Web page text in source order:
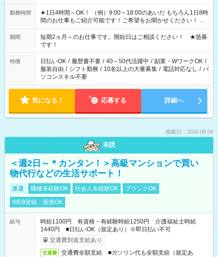
勤務時間
★1日4時間～OK！ （例）9:00～18:00のあいだ もちろん1日8時
間のお仕事もご紹介可能です！ご希望をお聞かせください！ ★
家庭の都合でお休みが必要な場合も遠慮なくご相談ください。
※週最低15時間以上の勤務が必要です
期間
短期2ヵ月～のお仕事です。開始日はご相談ください！ ★急募
です！
特徴 日払いOK / 履歴書不要 / 40～50代活躍中 / 副業・WワークOK /
服装自由 / シフト勤務 / 10名以上の大量募集 / 電話対応なし / パ
ソコンスキル不要
気になる！ 応募する 詳細へ
掲載日：2026.08.04
未読
＜週2日～＊カンタン！＞高級マンションで買い
物代行などの生活サポート！
派遣 職種未経験OK 社会人未経験OK
ブランクOK
WEB登録・面接OK
給与
時給1100円 有資格・有経験時給1250円 介護福祉士時給
1440円 ■日払いOK（規定あり）※即日払い不可
交通費別途支給あり
交通費
交通費全額支給 ■ガソリン代も全額支給（規定あ